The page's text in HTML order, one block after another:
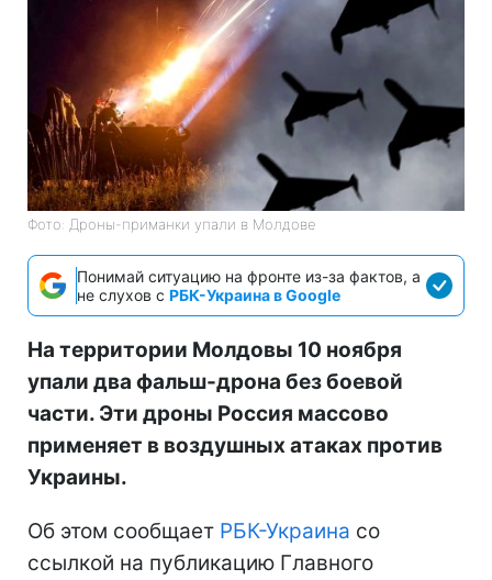
Фото: Дроны-приманки упали в Молдове
Понимай ситуацию на фронте из-за фактов, а
не слухов с РБК-Украина в Google
На территории Молдовы 10 ноября
упали два фальш-дрона без боевой
части. Эти дроны Россия массово
применяет в воздушных атаках против
Украины.
Об этом сообщает РБК-Украина со
ссылкой на публикацию Главного